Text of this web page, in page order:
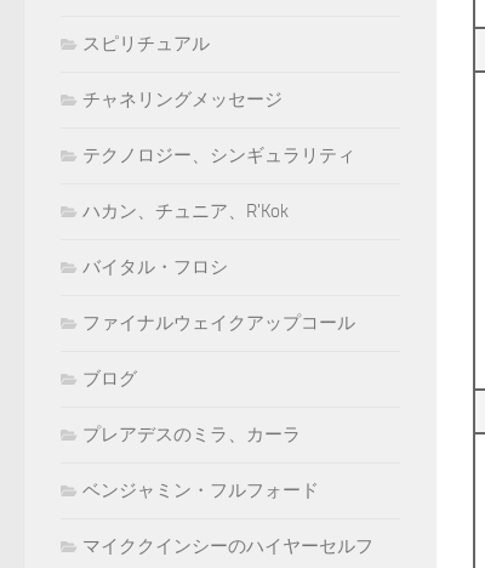
スピリチュアル
チャネリングメッセージ
テクノロジー、シンギュラリティ
ハカン、チュニア、R'Kok
バイタル・フロシ
ファイナルウェイクアップコール
ブログ
プレアデスのミラ、カーラ
ベンジャミン・フルフォード
マイククインシーのハイヤーセルフ